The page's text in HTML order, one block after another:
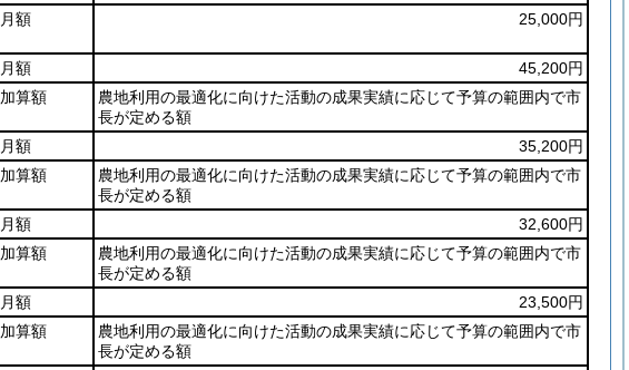
月額 25,000円
月額
45,200円
加算額
農地利用の最適化に向けた活動の成果実績に応じて予算の範囲内で市
長が定める額
月額
35,200円
加算額
農地利用の最適化に向けた活動の成果実績に応じて予算の範囲内で市
長が定める額
月額
32,600円
加算額
農地利用の最適化に向けた活動の成果実績に応じて予算の範囲内で市
長が定める額
月額
23,500円
加算額
農地利用の最適化に向けた活動の成果実績に応じて予算の範囲内で市
長が定める額